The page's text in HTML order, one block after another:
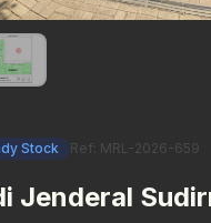
Stock Ref: MRL-2026-659
Jenderal